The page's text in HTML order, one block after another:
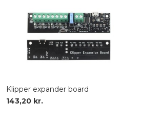
Klipper expander board
143,20 kr.